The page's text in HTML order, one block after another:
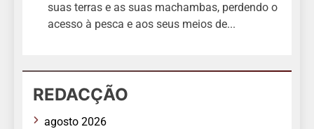
suas terras e as suas machambas, perdendo o
acesso à pesca e aos seus meios de...
REDACÇÃO
agosto 2026